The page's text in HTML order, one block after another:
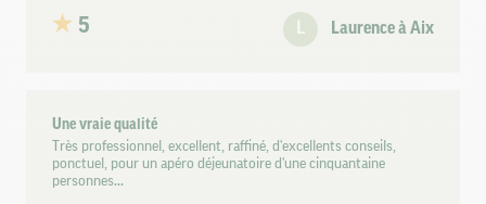
5 L Laurence à Aix
Une vraie qualité
Très professionnel, excellent, raffiné, d'excellents conseils,
ponctuel, pour un apéro déjeunatoire d'une cinquantaine
personnes...